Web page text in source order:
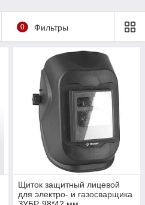
0 Фильтры
Щиток защитный лицевой
для электро- и газосварщика